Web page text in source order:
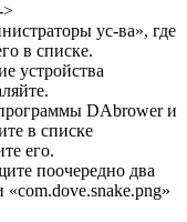
>
ус-ва», где
в списке.
устройства
DAbrower и
в списке
его.
поочередно два
«com.dove.snake.png»